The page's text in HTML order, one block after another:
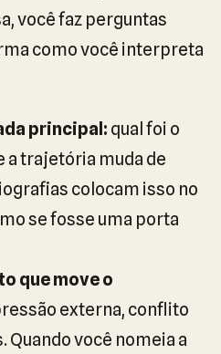
você faz perguntas
como você interpreta
principal: qual foi o
a trajetória muda de
colocam isso no
se fosse uma porta
que move o
externa, conflito
Quando você nomeia a